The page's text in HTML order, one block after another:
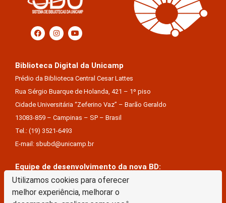
Utilizamos cookies para oferecer
melhor experiência, melhorar o
Biblioteca Digital da Unicamp
Prédio da Biblioteca Central Cesar Lattes
Rua Sérgio Buarque de Holanda, 421 – 1º piso
Cidade Universitária “Zeferino Vaz” – Barão Geraldo
13083-859 – Campinas – SP – Brasil
Tel.: (19) 3521-6493
E-mail: sbubd@unicamp.br
Equipe de desenvolvimento da nova BD:
Keite Aparecida Duarte
Márcio Vinícius De Jesus Almeida